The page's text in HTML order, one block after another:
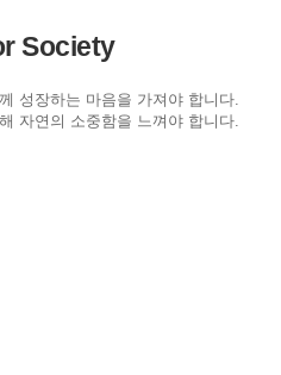
Society
성장하는 마음을 가져야 합니다.
자연의 소중함을 느껴야 합니다.